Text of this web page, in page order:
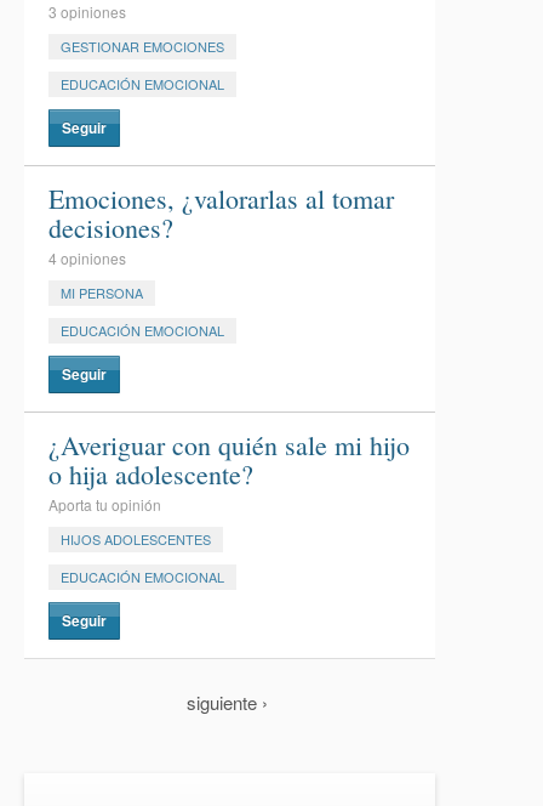
3 opiniones
GESTIONAR EMOCIONES
EDUCACIÓN EMOCIONAL
Seguir
Emociones, ¿valorarlas al tomar
decisiones?
4 opiniones
MI PERSONA
EDUCACIÓN EMOCIONAL
Seguir
¿Averiguar con quién sale mi hijo
o hija adolescente?
Aporta tu opinión
HIJOS ADOLESCENTES
EDUCACIÓN EMOCIONAL
Seguir
siguiente ›